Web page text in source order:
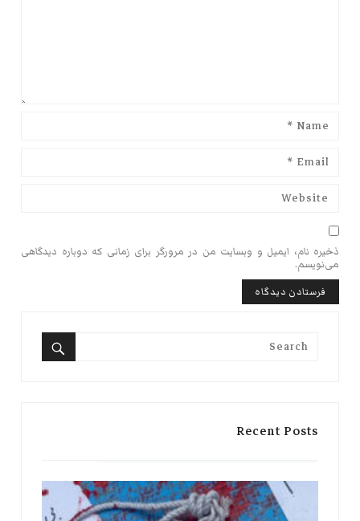
ذخیره نام، ایمیل و وبسایت من در مرورگر برای زمانی که دوباره دیدگاهی
می‌نویسم.
Search
Recent Posts